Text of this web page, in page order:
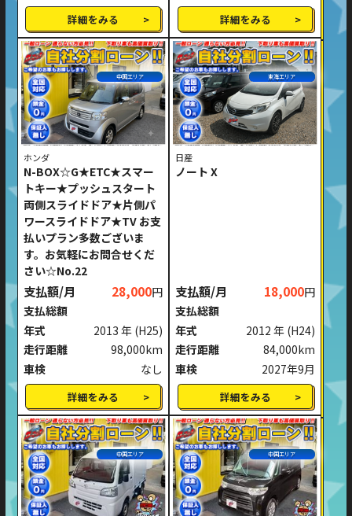
詳細をみる 詳細をみる
中国エリア
ホンダ
N-BOX☆G★ETC★スマー
トキー★プッシュスタート
両側スライドドア★片側パ
ワースライドドア★TV お支
払いプラン多数ございま
す。お気軽にお問合せくだ
さい☆No.22
支払額/月 28,000円
支払総額
年式
2013 年 (H25)
走行距離
98,000km
車検
なし
詳細をみる
東海エリア
日産
ノート X
支払額/月 18,000円
支払総額
年式
2012 年 (H24)
走行距離
84,000km
車検
2027年9月
詳細をみる
中国エリア 中国エリア